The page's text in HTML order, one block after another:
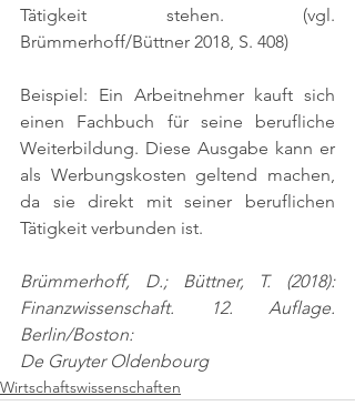
Tätigkeit stehen. (vgl.
Brümmerhoff/Büttner 2018, S. 408)
Beispiel: Ein Arbeitnehmer kauft sich
einen Fachbuch für seine berufliche
Weiterbildung. Diese Ausgabe kann er
als Werbungskosten geltend machen,
da sie direkt mit seiner beruflichen
Tätigkeit verbunden ist.
Brümmerhoff, D.; Büttner, T. (2018):
Finanzwissenschaft. 12. Auflage.
Berlin/Boston:
De Gruyter Oldenbourg
Wirtschaftswissenschaften